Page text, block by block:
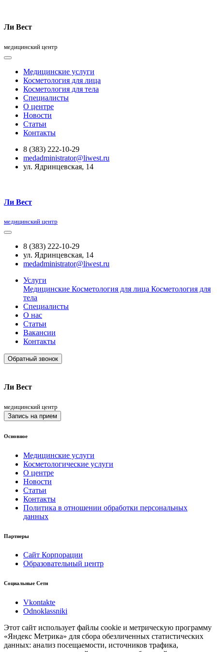
Ли Вест
медицинский центр
Медицинские услуги
Косметология для лица
Косметология для тела
Специалисты
О центре
Новости
Статьи
Контакты
8 (383) 222-10-29
medadministrator@liwest.ru
ул. Ядринцевская, 14
Ли Вест
медицинский центр
8 (383) 222-10-29
ул. Ядринцевская, 14
medadministrator@liwest.ru
Услуги
Медицинские Косметология для лица Косметология для
тела
Специалисты
О нас
Статьи
Вакансии
Контакты
Обратный звонок
Ли Вест
медицинский центр
Запись на прием
Основное
Медицинские услуги
Косметологические услуги
О центре
Новости
Статьи
Контакты
Политика в отношении обработки персональных
данных
Партнеры
Сайт Корпорации
Образовательный центр
Социальные Сети
Vkontakte
Odnoklassniki
Этот сайт использует файлы cookie и метрическую программу
«Яндекс Метрика» для сбора обезличенных статистических
данных: анализ посещаемости, источников трафика,